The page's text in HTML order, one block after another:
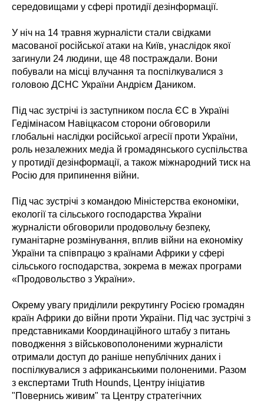
середовищами у сфері протидії дезінформації.
У ніч на 14 травня журналісти стали свідками
масованої російської атаки на Київ, унаслідок якої
загинули 24 людини, ще 48 постраждали. Вони
побували на місці влучання та поспілкувалися з
головою ДСНС України Андрієм Даником.
Під час зустрічі із заступником посла ЄС в Україні
Гедімінасом Навіцкасом сторони обговорили
глобальні наслідки російської агресії проти України,
роль незалежних медіа й громадянського суспільства
у протидії дезінформації, а також міжнародний тиск на
Росію для припинення війни.
Під час зустрічі з командою Міністерства економіки,
екології та сільського господарства України
журналісти обговорили продовольчу безпеку,
гуманітарне розмінування, вплив війни на економіку
України та співпрацю з країнами Африки у сфері
сільського господарства, зокрема в межах програми
«Продовольство з України».
Окрему увагу приділили рекрутингу Росією громадян
країн Африки до війни проти України. Під час зустрічі з
представниками Координаційного штабу з питань
поводження з військовополоненими журналісти
отримали доступ до раніше непублічних даних і
поспілкувалися з африканськими полоненими. Разом
з експертами Truth Hounds, Центру ініціатив
"Повернись живим" та Центру стратегічних